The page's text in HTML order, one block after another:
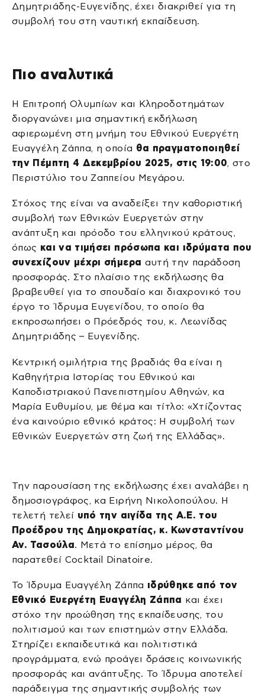
Δημητριάδης-Ευγενίδης, έχει διακριθεί για τη
συμβολή του στη ναυτική εκπαίδευση.
Πιο αναλυτικά
Η Επιτροπή Ολυμπίων και Κληροδοτημάτων
διοργανώνει μια σημαντική εκδήλωση
αφιερωμένη στη μνήμη του Εθνικού Ευεργέτη
Ευαγγέλη Ζάππα, η οποία θα πραγματοποιηθεί
την Πέμπτη 4 Δεκεμβρίου 2025, στις 19:00, στο
Περιστύλιο του Ζαππείου Μεγάρου.
Στόχος της είναι να αναδείξει την καθοριστική
συμβολή των Εθνικών Ευεργετών στην
ανάπτυξη και πρόοδο του ελληνικού κράτους,
όπως και να τιμήσει πρόσωπα και ιδρύματα που
συνεχίζουν μέχρι σήμερα αυτή την παράδοση
προσφοράς. Στο πλαίσιο της εκδήλωσης θα
βραβευθεί για το σπουδαίο και διαχρονικό του
έργο το Ίδρυμα Ευγενίδου, το οποίο θα
εκπροσωπήσει ο Πρόεδρός του, κ. Λεωνίδας
Δημητριάδης – Ευγενίδης.
Κεντρική ομιλήτρια της βραδιάς θα είναι η
Καθηγήτρια Ιστορίας του Εθνικού και
Καποδιστριακού Πανεπιστημίου Αθηνών, κα
Μαρία Ευθυμίου, με θέμα και τίτλο: «Χτίζοντας
ένα καινούριο εθνικό κράτος: Η συμβολή των
Εθνικών Ευεργετών στη ζωή της Ελλάδας».
Την παρουσίαση της εκδήλωσης έχει αναλάβει η
δημοσιογράφος, κα Ειρήνη Νικολοπούλου. Η
τελετή τελεί υπό την αιγίδα της Α.Ε. του
Προέδρου της Δημοκρατίας, κ. Κωνσταντίνου
Αν. Τασούλα. Μετά το επίσημο μέρος, θα
παρατεθεί Cocktail Dinatoire.
Το Ίδρυμα Ευαγγέλη Ζάππα ιδρύθηκε από τον
Εθνικό Ευεργέτη Ευαγγέλη Ζάππα και έχει
στόχο την προώθηση της εκπαίδευσης, του
πολιτισμού και των επιστημών στην Ελλάδα.
Στηρίζει εκπαιδευτικά και πολιτιστικά
προγράμματα, ενώ προάγει δράσεις κοινωνικής
προσφοράς και ανάπτυξης. Το Ίδρυμα αποτελεί
παράδειγμα της σημαντικής συμβολής των